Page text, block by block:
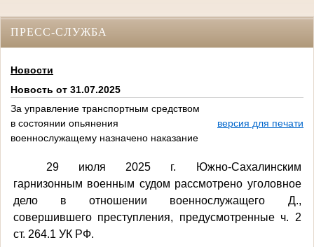
ПРЕСС-СЛУЖБА
Новости
Новость от 31.07.2025
За управление транспортным средством
в состоянии опьянения
военнослужащему назначено наказание
версия для печати
29 июля 2025 г. Южно-Сахалинским
гарнизонным военным судом рассмотрено уголовное
дело в отношении военнослужащего Д.,
совершившего преступления, предусмотренные ч. 2
ст. 264.1 УК РФ.